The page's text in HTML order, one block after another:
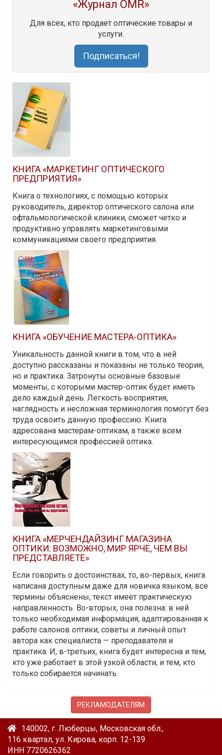
«Журнал OMR»
Для всех, кто продает оптические товары и
услуги.
Подписаться!
КНИГА «МАРКЕТИНГ ОПТИЧЕСКОГО
ПРЕДПРИЯТИЯ»
Книга о технологиях, с помощью которых
руководитель, директор оптического салона или
офтальмологической клиники, сможет четко и
продуктивно управлять маркетинговыми
коммуникациями своего предприятия.
КНИГА «ОБУЧЕНИЕ МАСТЕРА-ОПТИКА»
Уникальность данной книги в том, что в ней
доступно рассказаны и показаны не только теория,
но и практика. Затронуты основные базовые
моменты, с которыми мастер-оптик будет иметь
дело каждый день. Легкость восприятия,
наглядность и несложная терминология помогут без
труда освоить данную профессию. Книга
адресована мастерам-оптикам, а также всем
интересующимся профессией оптика.
КНИГА «МЕРЧЕНДАЙЗИНГ МАГАЗИНА
ОПТИКИ: ВОЗМОЖНО, МИР ЯРЧЕ, ЧЕМ ВЫ
ПРЕДСТАВЛЯЕТЕ»
Если говорить о достоинствах, то, во-первых, книга
написана доступным даже для новичка языком, все
термины объяснены, текст имеет практическую
направленность. Во-вторых, она полезна: в ней
только необходимая информация, адаптированная к
работе салонов оптики, советы и личный опыт
автора как специалиста — преподавателя и
практика. И, в-третьих, книга будет интересна и тем,
кто уже работает в этой узкой области, и тем, кто
только собирается начинать.
РЕКЛАМОДАТЕЛЯМ
140002, г. Люберцы, Московская обл.,
116 квартал, ул. Кирова, корп. 12-139
ИНН 7720626362